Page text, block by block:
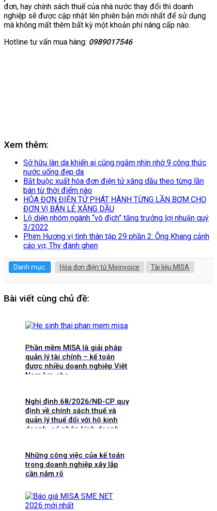
đơn, hay chính sách thuế của nhà nước thay đổi thì doanh
nghiệp sẽ được cập nhật lên phiên bản mới nhất để sử dụng
mà không mất thêm bất kỳ một khoản phí nâng cấp nào.
Hotline tư vấn mua hàng: 0989017546
Xem thêm:
Sở hữu làn da khiến ai cũng ngắm nhìn nhờ 9 công thức
nước uống đẹp da
Bắt buộc xuất hóa đơn điện tử xăng dầu theo từng lần
bán từ thời điểm nào
HÓA ĐƠN ĐIỆN TỬ PHÁT HÀNH TỪNG LẦN BƠM CHO
ĐƠN VỊ BÁN LẺ XĂNG DẦU
Lộ diện nhóm ngành “vô địch” tăng trưởng lợi nhuận quý
3/2022
Phim Hương vị tình thân tập 29 phần 2: Ông Khang cảnh
cáo vợ, Thy đánh ghen
Danh mục: Hóa đơn điện tử Meinvoice Tài liệu MISA
Bài viết cùng chủ đề:
Phần mềm MISA là giải pháp
quản lý tài chính – kế toán
được nhiều doanh nghiệp Việt
Nam lựa chọ
Nghị định 68/2026/NĐ-CP quy
định về chính sách thuế và
quản lý thuế đối với hộ kinh
doanh, cá nhân kinh doanh
Những công việc của kế toán
trong doanh nghiệp xây lắp
cần nắm rõ